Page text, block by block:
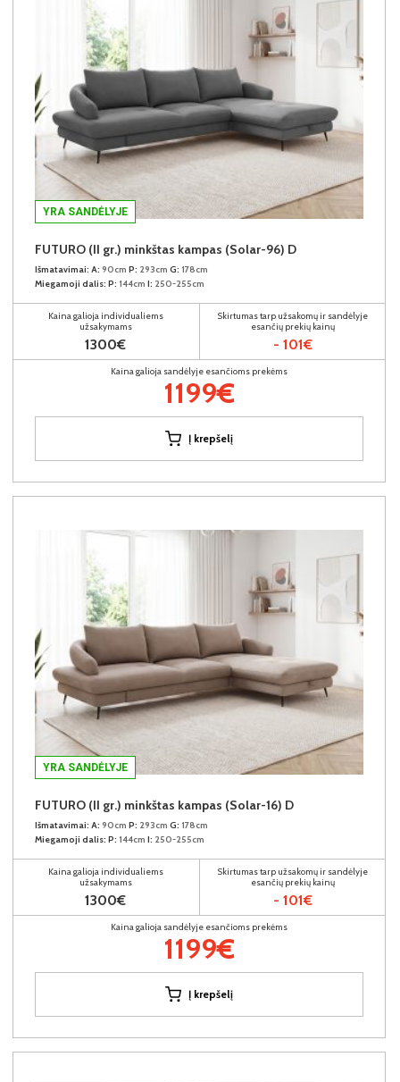
YRA SANDĖLYJE
FUTURO (II gr.) minkštas kampas (Solar-96) D
Išmatavimai: A: 90cm P: 293cm G: 178cm
Miegamoji dalis: P: 144cm I: 250-255cm
Kaina galioja individualiems
užsakymams
1300€
Skirtumas tarp užsakomų ir sandėlyje
esančių prekių kainų
- 101€
Kaina galioja sandėlyje esančioms prekėms
1199€
Į krepšelį
YRA SANDĖLYJE
FUTURO (II gr.) minkštas kampas (Solar-16) D
Išmatavimai: A: 90cm P: 293cm G: 178cm
Miegamoji dalis: P: 144cm I: 250-255cm
Kaina galioja individualiems
užsakymams
1300€
Skirtumas tarp užsakomų ir sandėlyje
esančių prekių kainų
- 101€
Kaina galioja sandėlyje esančioms prekėms
1199€
Į krepšelį